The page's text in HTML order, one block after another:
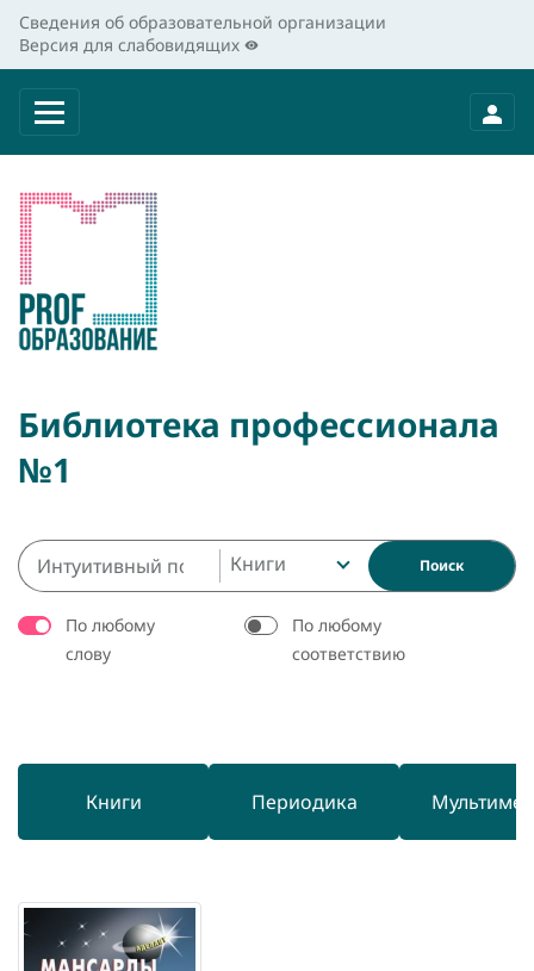
Сведения об образовательной организации
Версия для слабовидящих
Библиотека профессионала
№1
Книги Поиск
По любому
слову
По любому
соответствию
Книги Периодика